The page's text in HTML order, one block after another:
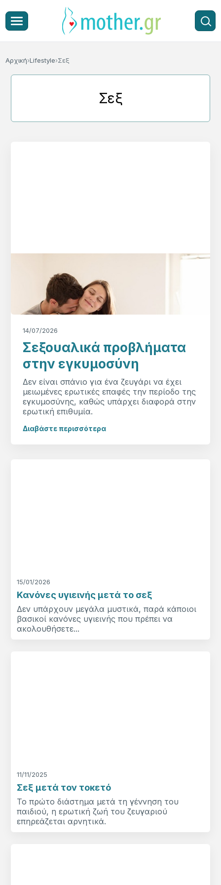
Αρχική Lifestyle Σεξ
Σεξ
14/07/2026
Σεξουαλικά προβλήματα
στην εγκυμοσύνη
Δεν είναι σπάνιο για ένα ζευγάρι να έχει
μειωμένες ερωτικές επαφές την περίοδο της
εγκυμοσύνης, καθώς υπάρχει διαφορά στην
ερωτική επιθυμία.
Διαβάστε περισσότερα
15/01/2026
Κανόνες υγιεινής μετά το σεξ
Δεν υπάρχουν μεγάλα μυστικά, παρά κάποιοι
βασικοί κανόνες υγιεινής που πρέπει να
ακολουθήσετε...
11/11/2025
Σεξ μετά τον τοκετό
Το πρώτο διάστημα μετά τη γέννηση του
παιδιού, η ερωτική ζωή του ζευγαριού
επηρεάζεται αρνητικά.